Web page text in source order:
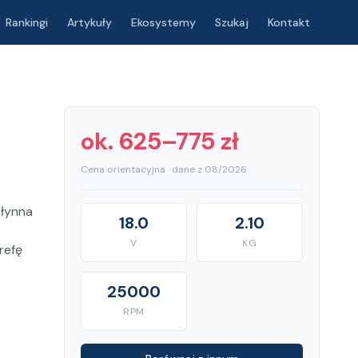
Rankingi Artykuły Ekosystemy Szukaj Kontakt
ok. 625–775 zł
Cena orientacyjna · dane z 08/2026
18.0
V
2.10
KG
25000
RPM